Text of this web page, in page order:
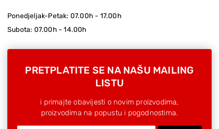
Ponedjeljak-Petak: 07.00h - 17.00h
Subota: 07.00h - 14.00h
PRETPLATITE SE NA NAŠU MAILING
LISTU
i primajte obavijesti o novim proizvodima,
proizvodima na popustu i pogodnostima.